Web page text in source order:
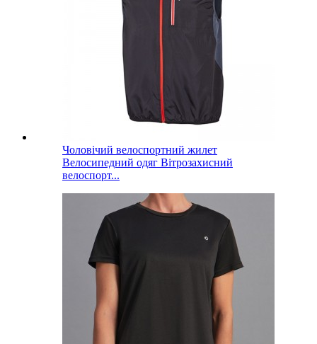
Чоловічий велоспортний жилет
Велосипедний одяг Вітрозахисний
велоспорт...